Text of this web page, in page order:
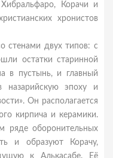
Корачи и
хронистов
стенами двух типов: с
остатки старинной
в пустынь, и главный
назарийскую эпоху и
Он располагается
кирпича и керамики.
ряде оборонительных
и образуют Корачу,
к Алькасабе. Её